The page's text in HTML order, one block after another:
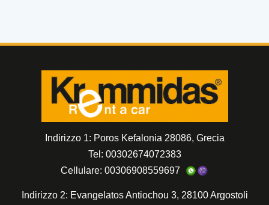
Indirizzo 1: Poros Kefalonia 28086, Grecia
Tel: 00302674072383
Cellulare: 00306908559697
Indirizzo 2: Evangelatos Antiochou 3, 28100 Argostoli